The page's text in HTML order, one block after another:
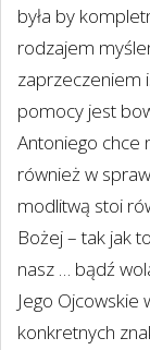
była by
rodzajem
zaprzeczeniem
pomocy jest
Antoniego chce
również w
modlitwą stoi
Bożej – tak jak
nasz … bądź
Jego Ojcowskie
konkretnych